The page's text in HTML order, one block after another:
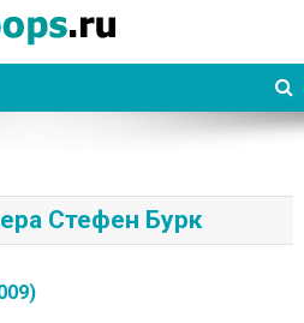
Стефен Бурк